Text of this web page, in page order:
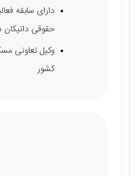
دارای سابقه
حقوقی
وکیل تعاونی
کشور